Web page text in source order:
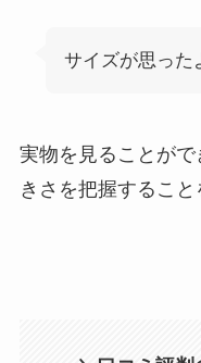
サイズが思った
実物を見ることが
きさを把握すること